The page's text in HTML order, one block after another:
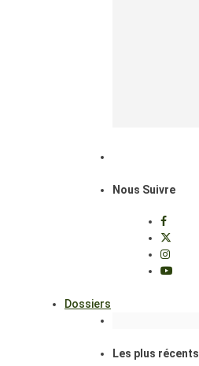
Nous Suivre
Dossiers
Les plus récents